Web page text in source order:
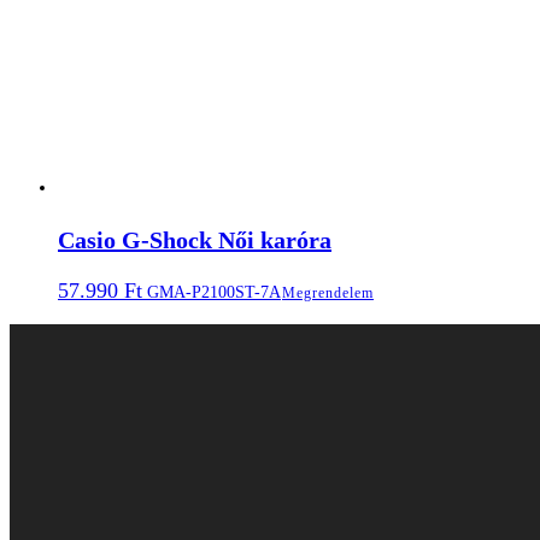
Casio G-Shock Női karóra
57.990 Ft GMA-P2100ST-7AMegrendelem